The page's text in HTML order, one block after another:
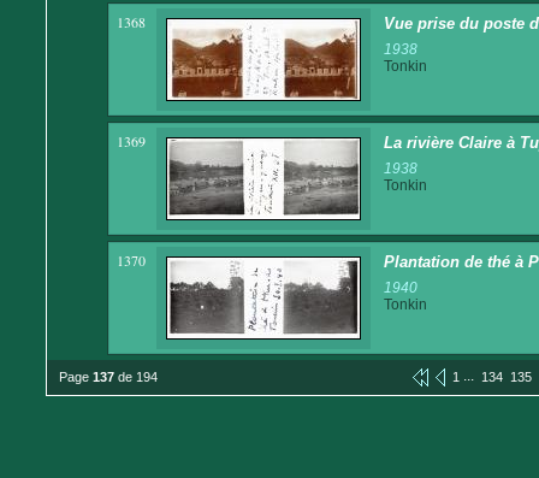
1368 Vue prise du poste
1938
Tonkin
1369 La rivière Claire à
1938
Tonkin
1370 Plantation de thé à
1940
Tonkin
Page 137 de 194 1 ... 134 135